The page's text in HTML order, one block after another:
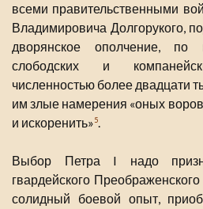
всеми правительственными
Владимировича Долгорукого,
дворянское ополчение, по
слободских и
численностью более двадцати
им злые намерения «оных
и искоренить»5.
Выбор Петра I надо
гвардейского
солидный боевой опыт,